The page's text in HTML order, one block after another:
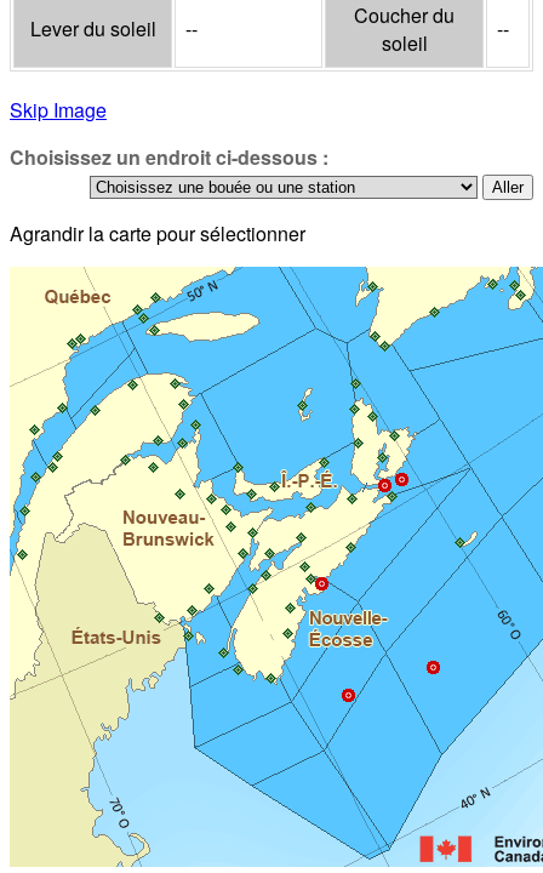
Lever du soleil --
Coucher du
soleil
--
Skip Image
Choisissez un endroit ci-dessous :
Agrandir la carte pour sélectionner